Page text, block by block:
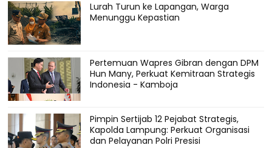
Lurah Turun ke Lapangan, Warga
Menunggu Kepastian
Pertemuan Wapres Gibran dengan DPM
Hun Many, Perkuat Kemitraan Strategis
Indonesia - Kamboja
Pimpin Sertijab 12 Pejabat Strategis,
Kapolda Lampung: Perkuat Organisasi
dan Pelayanan Polri Presisi